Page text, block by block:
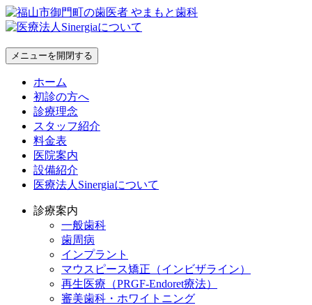
メニューを開閉する
ホーム
初診の方へ
診療理念
スタッフ紹介
料金表
医院案内
設備紹介
医療法人Sinergiaについて
診療案内
一般歯科
歯周病
インプラント
マウスピース矯正（インビザライン）
再生医療（PRGF-Endoret療法）
審美歯科・ホワイトニング